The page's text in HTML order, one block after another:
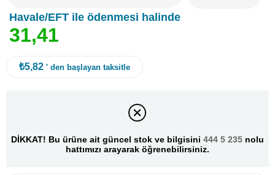
Havale/EFT ile ödenmesi halinde
31,41
₺5,82 ' den başlayan taksitle
DİKKAT! Bu ürüne ait güncel stok ve bilgisini 444 5 235 nolu
hattımızı arayarak öğrenebilirsiniz.